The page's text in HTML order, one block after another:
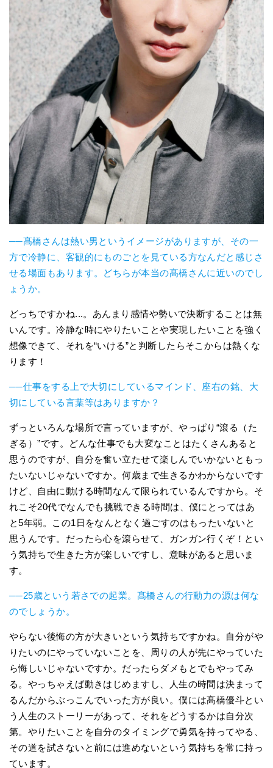
──髙橋さんは熱い男というイメージがありますが、その一
方で冷静に、客観的にものごとを見ている方なんだと感じさ
せる場面もあります。どちらが本当の髙橋さんに近いのでし
ょうか。
どっちですかね...。あんまり感情や勢いで決断することは無
いんです。冷静な時にやりたいことや実現したいことを強く
想像できて、それを“いける”と判断したらそこからは熱くな
ります！
──仕事をする上で大切にしているマインド、座右の銘、大
切にしている言葉等はありますか？
ずっといろんな場所で言っていますが、やっぱり“滾る（た
ぎる）”です。どんな仕事でも大変なことはたくさんあると
思うのですが、自分を奮い立たせて楽しんでいかないともっ
たいないじゃないですか。何歳まで生きるかわからないです
けど、自由に動ける時間なんて限られているんですから。そ
れこそ20代でなんでも挑戦できる時間は、僕にとってはあ
と5年弱。この1日をなんとなく過ごすのはもったいないと
思うんです。だったら心を滾らせて、ガンガン行くぞ！とい
う気持ちで生きた方が楽しいですし、意味があると思いま
す。
──25歳という若さでの起業。髙橋さんの行動力の源は何な
のでしょうか。
やらない後悔の方が大きいという気持ちですかね。自分がや
りたいのにやっていないことを、周りの人が先にやっていた
ら悔しいじゃないですか。だったらダメもとでもやってみ
る。やっちゃえば動きはじめますし、人生の時間は決まって
るんだからぶっこんでいった方が良い。僕には髙橋優斗とい
う人生のストーリーがあって、それをどうするかは自分次
第。やりたいことを自分のタイミングで勇気を持ってやる、
その道を試さないと前には進めないという気持ちを常に持っ
ています。